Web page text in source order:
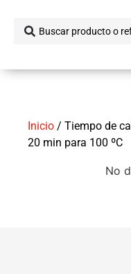
Inicio / Tiempo de
20 min para 100 ºC
No